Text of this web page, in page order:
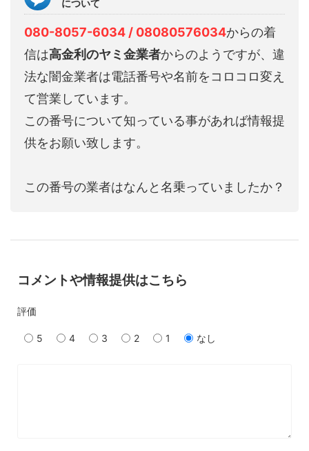
について
080-8057-6034 / 08080576034からの着
信は高金利のヤミ金業者からのようですが、違
法な闇金業者は電話番号や名前をコロコロ変え
て営業しています。
この番号について知っている事があれば情報提
供をお願い致します。
この番号の業者はなんと名乗っていましたか？
コメントや情報提供はこちら
評価
5 4 3 2 1 なし